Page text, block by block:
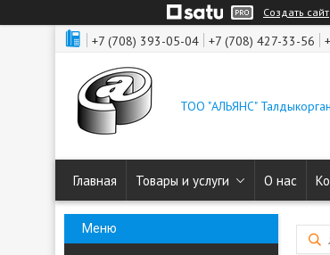
Создать сайт
+7 (708) 393-05-04 +7 (708) 427-33-56
ТОО "АЛЬЯНС" Талдыкорган
Главная Товары и услуги О нас